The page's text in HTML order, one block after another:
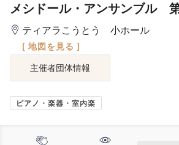
メシドール・アンサンブル
ティアラこうとう 小ホール
[ 地図を見る ]
主催者団体情報
ピアノ・楽器・室内楽